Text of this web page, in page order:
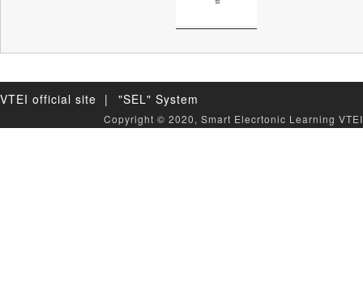
VTEI official site | "SEL" System
Copyright © 2020, Smart Elecrtonic Learning VTEI